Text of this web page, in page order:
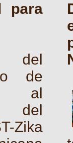
para
del
de
al
del
Zika